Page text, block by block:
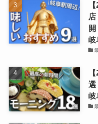
開
岐
選
岐